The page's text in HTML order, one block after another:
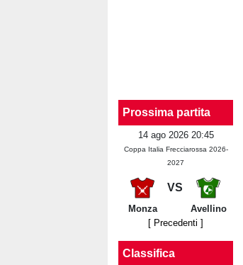
Prossima partita
14 ago 2026 20:45
Coppa Italia Frecciarossa 2026-
2027
VS
Monza
Avellino
[ Precedenti ]
Classifica